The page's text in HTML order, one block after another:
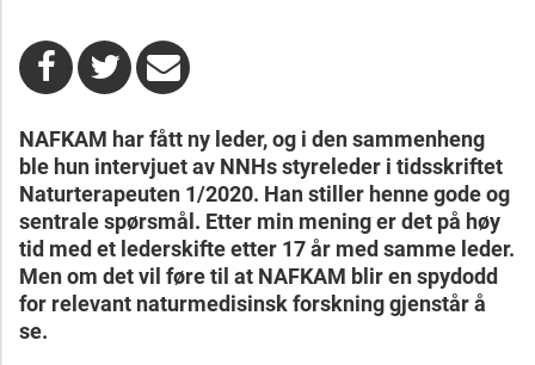
NAFKAM har fått ny leder, og i den sammenheng
ble hun intervjuet av NNHs styreleder i tidsskriftet
Naturterapeuten 1/2020. Han stiller henne gode og
sentrale spørsmål. Etter min mening er det på høy
tid med et lederskifte etter 17 år med samme leder.
Men om det vil føre til at NAFKAM blir en spydodd
for relevant naturmedisinsk forskning gjenstår å
se.